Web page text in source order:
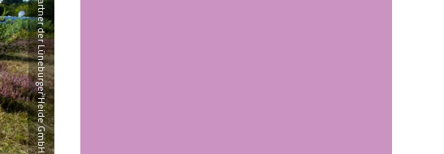
Partner der Lüneburger Heide GmbH